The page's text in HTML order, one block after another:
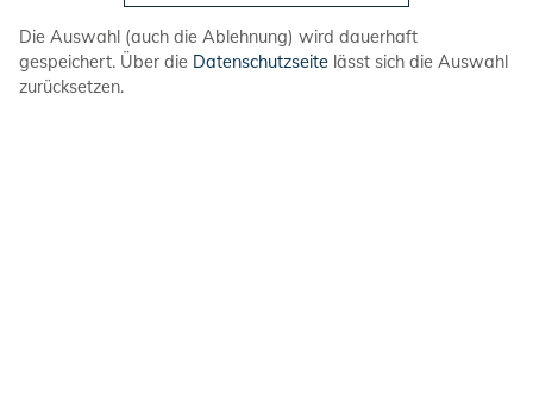
Die Auswahl (auch die Ablehnung) wird dauerhaft
gespeichert. Über die Datenschutzseite lässt sich die Auswahl
zurücksetzen.